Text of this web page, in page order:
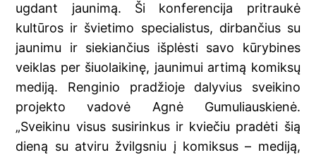
ugdant jaunimą. Ši konferencija pritraukė
kultūros ir švietimo specialistus, dirbančius su
jaunimu ir siekiančius išplėsti savo kūrybines
veiklas per šiuolaikinę, jaunimui artimą komiksų
mediją. Renginio pradžioje dalyvius sveikino
projekto vadovė Agnė Gumuliauskienė.
„Sveikinu visus susirinkus ir kviečiu pradėti šią
dieną su atviru žvilgsniu į komiksus – mediją,